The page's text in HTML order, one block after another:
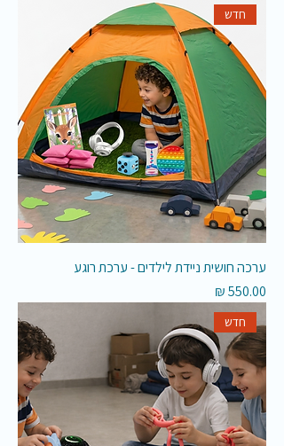
חדש
ערכה חושית ניידת לילדים - ערכת רוגע
מחיר
חדש